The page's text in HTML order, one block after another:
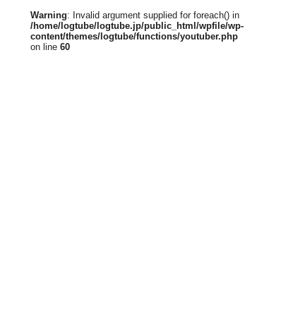
Warning: Invalid argument supplied for foreach() in
/home/logtube/logtube.jp/public_html/wpfile/wp-
content/themes/logtube/functions/youtuber.php
on line 60